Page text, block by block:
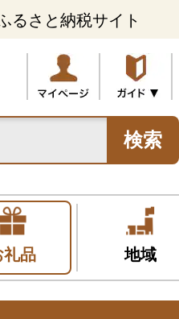
るさと納税サイト
検索
礼品 地域